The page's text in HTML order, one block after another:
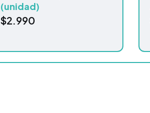
(unidad)
$2.990